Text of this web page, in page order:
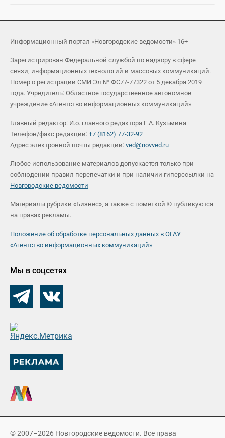
Информационный портал «Новгородские ведомости» 16+
Зарегистрирован Федеральной службой по надзору в сфере
связи, информационных технологий и массовых коммуникаций.
Номер о регистрации СМИ Эл № ФС77-77322 от 5 декабря 2019
года. Учредитель: Областное государственное автономное
учреждение «Агентство информационных коммуникаций»
Главный редактор: И.о. главного редактора Е.А. Кузьмина
Телефон/факс редакции: +7 (8162) 77-32-92
Адрес электронной почты редакции: ved@novved.ru
Любое использование материалов допускается только при
соблюдении правил перепечатки и при наличии гиперссылки на
Новгородские ведомости
Материалы рубрики «Бизнес», а также с пометкой ® публикуются
на правах рекламы.
Положение об обработке персональных данных в ОГАУ
«Агентство информационных коммуникаций»
Мы в соцсетях
© 2007–2026 Новгородские ведомости. Все права